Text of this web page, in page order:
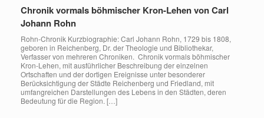
Chronik vormals böhmischer Kron-Lehen von Carl
Johann Rohn
Rohn-Chronik Kurzbiographie: Carl Johann Rohn, 1729 bis 1808,
geboren in Reichenberg, Dr. der Theologie und Bibliothekar,
Verfasser von mehreren Chroniken. Chronik vormals böhmischer
Kron-Lehen, mit ausführlicher Beschreibung der einzelnen
Ortschaften und der dortigen Ereignisse unter besonderer
Berücksichtigung der Städte Reichenberg und Friedland, mit
umfangreichen Darstellungen des Lebens in den Städten, deren
Bedeutung für die Region. […]